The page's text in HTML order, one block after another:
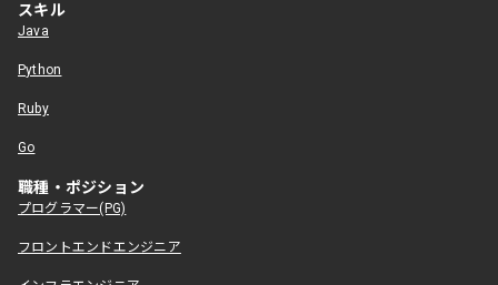
スキル
Java
Python
Ruby
Go
職種・ポジション
プログラマー(PG)
フロントエンドエンジニア